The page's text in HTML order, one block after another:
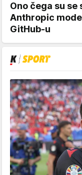
Ono čega su
Anthropic
GitHub-u